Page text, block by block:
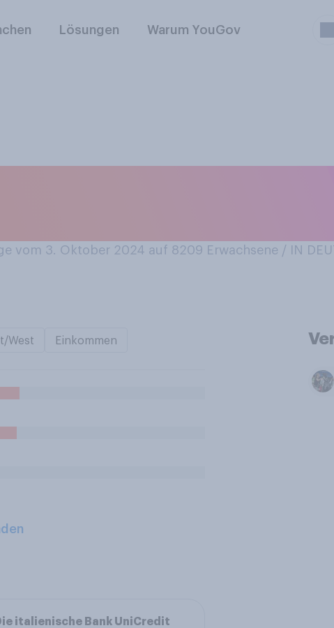
Lösungen Warum YouGov
vom 3. Oktober 2024 auf 8209 Erwachsene / IN
West Einkommen
italienische Bank UniCredit